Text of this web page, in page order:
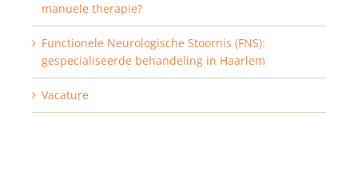
manuele therapie?
Functionele Neurologische Stoornis (FNS):
gespecialiseerde behandeling in Haarlem
Vacature